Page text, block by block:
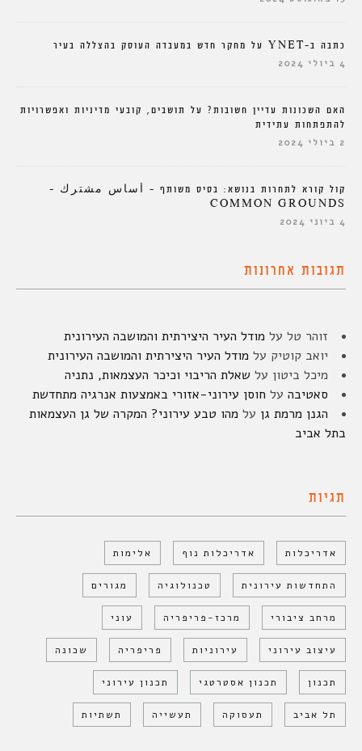
כתבה ב-YNET על מחקר חדש במעבדה העוסק בהצללה בעיר
4 ביולי 2024
האם השכונות עדיין חשובות? על תושבים, קובעי מדיניות ואפשרויות
להתפתחות עתידית
2 ביולי 2024
קול קורא לתחרות בנושא: בסיס משותף – أساس مشترك –
COMMON GROUNDS
4 ביוני 2024
תגובות אחרונות
זוהר טל על מודל העיר היצירתית והמושבה העירונית
יואב קוטיק על מודל העיר היצירתית והמושבה העירונית
מיכל ביטון על שאלת הריבוי וכיכר העצמאות, נתניה
סאטיבה על חוסן עירוני-אזורי באמצעות אנרגיה מתחדשת
הגנן מרמת גן על מהו טבע עירוני? המקרה של גן העצמאות
בתל אביב
תגיות
אדריכלות אדריכלות נוף אלימות
התחדשות עירונית טכנולוגיה מגורים
מרחב ציבורי מרכז-פריפריה עוני
עיצוב עירוני עירוניות פריפריה שכונה
תכנון תכנון אסטרטגי תכנון עירוני
תל אביב תעסוקה תעשייה תשתיות